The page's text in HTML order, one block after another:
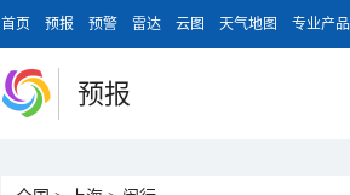
首页 预报 预警 雷达 云图 天气地图 专业产品
预报